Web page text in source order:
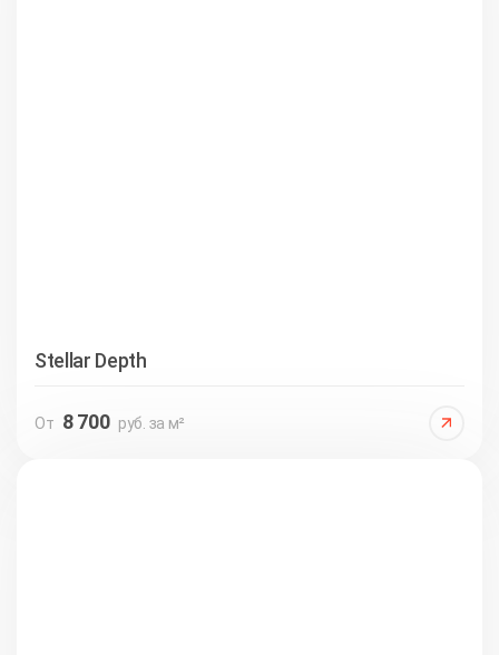
Stellar Depth
От 8 700 руб. за м²